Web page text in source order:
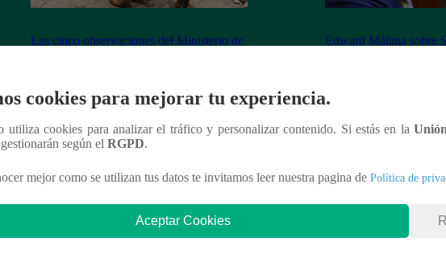
Las cinco observaciones del Ministerio de
Edward Málaga sobre
interesar
cookies para mejorar tu experiencia.
utiliza cookies para analizar el tráfico y personalizar contenido. Si estás en la
según el RGPD.
mejor como se utilizan tus datos te invitamos leer nuestra pagina de Política de
Aceptar Cookies